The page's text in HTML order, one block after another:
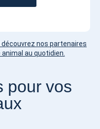
nos partenaires
au quotidien.
pour vos